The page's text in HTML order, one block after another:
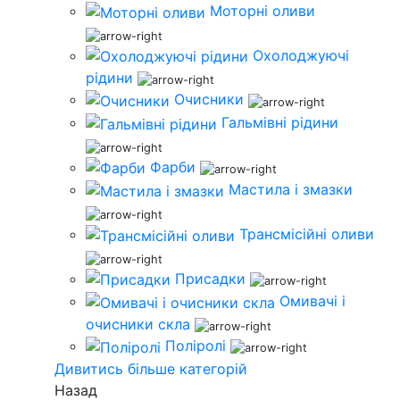
Моторні оливи
Охолоджуючі
рідини
Очисники
Гальмівні рідини
Фарби
Мастила і змазки
Трансмісійні оливи
Присадки
Омивачі і
очисники скла
Поліролі
Дивитись більше категорій
Назад